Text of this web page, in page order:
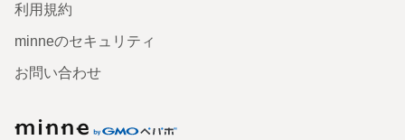
利用規約
minneのセキュリティ
お問い合わせ